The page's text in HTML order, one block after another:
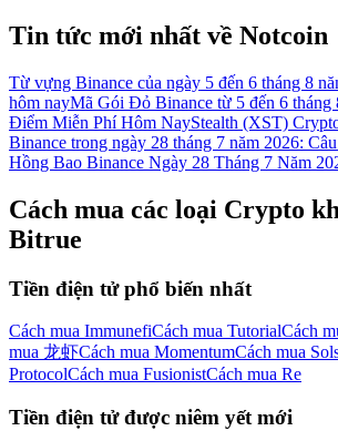
Tin tức mới nhất về Notcoin
Từ vựng Binance của ngày 5 đến 6 tháng 8
hôm nayMã Gói Đỏ Binance từ 5 đến 6 tháng
Điểm Miễn Phí Hôm NayStealth (XST)
Binance trong ngày 28 tháng 7 năm 2026:
Hồng Bao Binance Ngày 28 Tháng 7 Năm
Cách mua các loại Crypto
Bitrue
Tiền điện tử phổ biến nhất
Cách mua ImmunefiCách mua TutorialCách
mua 龙虾Cách mua MomentumCách mua
ProtocolCách mua FusionistCách mua Re
Tiền điện tử được niêm yết mới